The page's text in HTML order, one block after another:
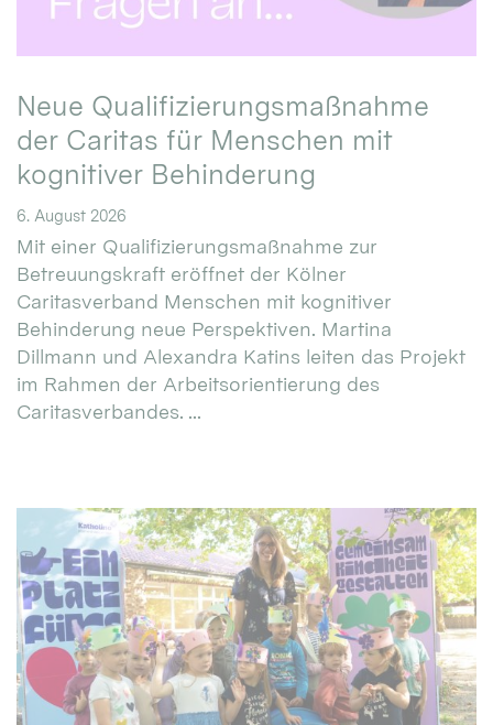
Neue Qualifizierungsmaßnahme
der Caritas für Menschen mit
kognitiver Behinderung
6. August 2026
Mit einer Qualifizierungsmaßnahme zur
Betreuungskraft eröffnet der Kölner
Caritasverband Menschen mit kognitiver
Behinderung neue Perspektiven. Martina
Dillmann und Alexandra Katins leiten das Projekt
im Rahmen der Arbeitsorientierung des
Caritasverbandes. ...